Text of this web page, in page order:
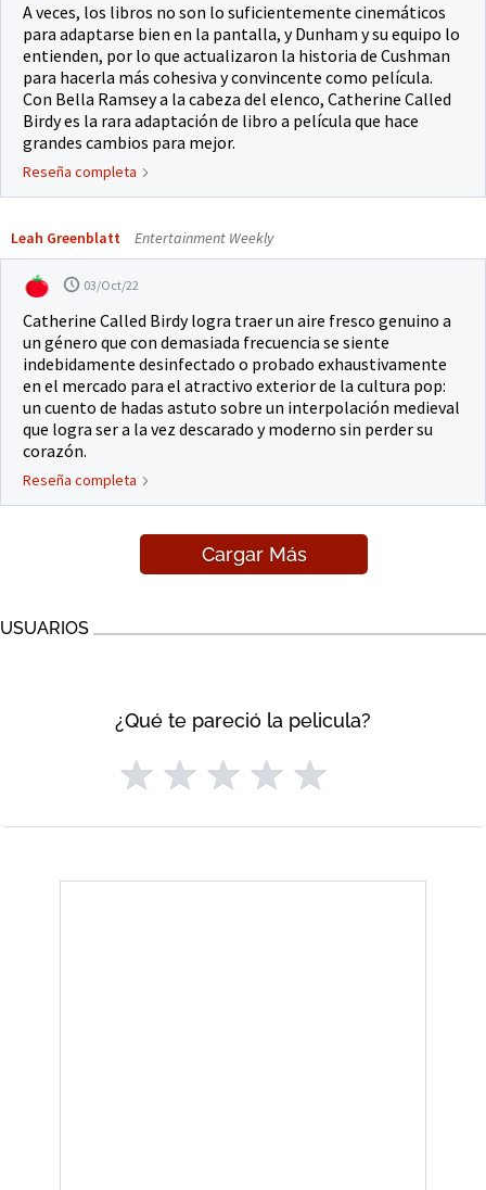
A veces, los libros no son lo suficientemente cinemáticos
para adaptarse bien en la pantalla, y Dunham y su equipo lo
entienden, por lo que actualizaron la historia de Cushman
para hacerla más cohesiva y convincente como película.
Con Bella Ramsey a la cabeza del elenco, Catherine Called
Birdy es la rara adaptación de libro a película que hace
grandes cambios para mejor.
Reseña completa
Leah Greenblatt Entertainment Weekly
03/Oct/22
Catherine Called Birdy logra traer un aire fresco genuino a
un género que con demasiada frecuencia se siente
indebidamente desinfectado o probado exhaustivamente
en el mercado para el atractivo exterior de la cultura pop:
un cuento de hadas astuto sobre un interpolación medieval
que logra ser a la vez descarado y moderno sin perder su
corazón.
Reseña completa
Cargar Más
USUARIOS
¿Qué te pareció la pelicula?